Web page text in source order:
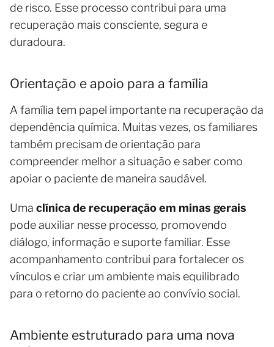
de risco. Esse processo contribui para uma
recuperação mais consciente, segura e
duradoura.
Orientação e apoio para a família
A família tem papel importante na recuperação da
dependência química. Muitas vezes, os familiares
também precisam de orientação para
compreender melhor a situação e saber como
apoiar o paciente de maneira saudável.
Uma clínica de recuperação em minas gerais
pode auxiliar nesse processo, promovendo
diálogo, informação e suporte familiar. Esse
acompanhamento contribui para fortalecer os
vínculos e criar um ambiente mais equilibrado
para o retorno do paciente ao convívio social.
Ambiente estruturado para uma nova